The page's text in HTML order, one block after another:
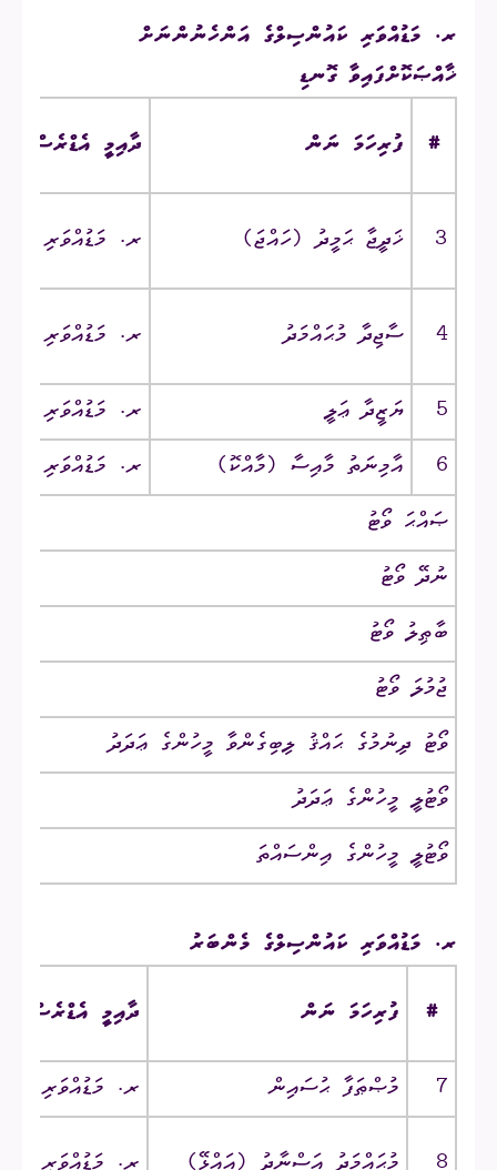
ރ. މަޑުއްވަރި ކައުންސިލްގެ އަންހެނުންނަށް
ޚާއްޞަކޮށްފައިވާ ގޮނޑި
ދާއިމީ އެޑްރެސް ފުރިހަމަ ނަން #
ރ. މަޑުއްވަރި ‎/‎ ޕެރިސް ޚަދީޖާ ޙަމީދު‎ (ހައްޖަ)‎ 3
ރ. މަޑުއްވަރި ‎/‎ ވިލު ސާޖިދާ މުޙައްމަދު 4
ރ. މަޑުއްވަރި ‎/‎ ރަތްފުސްގެ ޔަޒީދާ ޢަލީ
5
ރ. މަޑުއްވަރި ‎/‎ ހިރުނދުމާގެ
އާމިނަތު މާއިސާ‎ (މާއްކޮ)‎
6
ޞައްޙަ ވޯޓު
ނުދޭ ވޯޓު
ބާޠިލު ވޯޓު
ޖުމުލަ ވޯޓު
ވޯޓު ދިނުމުގެ ޙައްޤު ލިބިގެންވާ މީހުންގެ ޢަދަދު
ވޯޓުލީ މީހުންގެ ޢަދަދު
ވޯޓުލީ މީހުންގެ އިންސައްތަ
ރ. މަޑުއްވަރި ކައުންސިލްގެ މެންބަރު
ދާއިމީ އެޑްރެސް ފުރިހަމަ ނަން #
ރ. މަޑުއްވަރި ‎/‎ މަސްރޫރާގެ މުޞްޠަފާ ޙުސައިން 7